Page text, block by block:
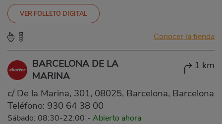
VER FOLLETO DIGITAL
Conocer la tienda
BARCELONA DE LA
MARINA
1 km
c/ De la Marina, 301, 08025, Barcelona, Barcelona
Teléfono: 930 64 38 00
Sábado: 08:30-22:00 - Abierto ahora